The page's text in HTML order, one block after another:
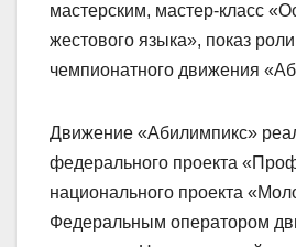
мастерским, мастер-класс
жестового языка», показ
чемпионатного движения
Движение «Абилимпикс»
федерального проекта
национального проекта
Федеральным оператором